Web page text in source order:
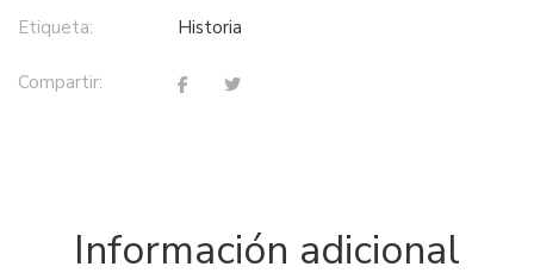
Etiqueta: historia
Compartir:
Información adicional